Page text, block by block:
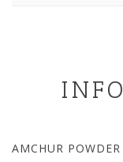
AMCHUR